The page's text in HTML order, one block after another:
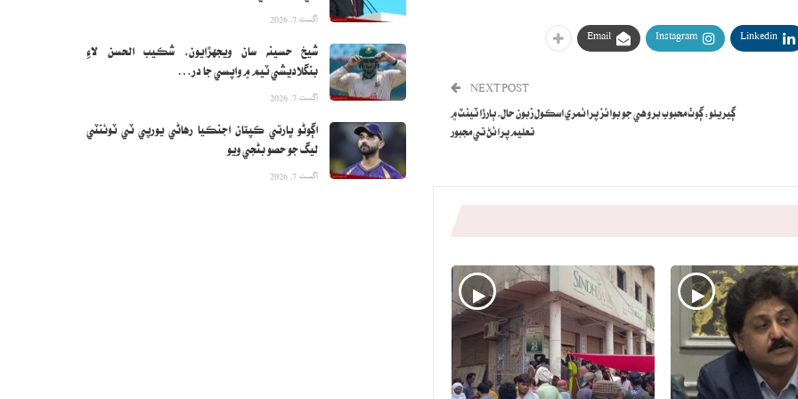
Linkedin
Instagram
Email
NEXT POST
ڳيريلو: ڳوٺ محبوب بروهي جو بوائز پرائمري اسڪول زبون حال، ٻارڙا ٽينٽ ۾
تعليم پرائڻ تي مجبور
اگست 7, 2026
شيخ حسينه سان ويجهڙايون، شڪيب الحسن لاءِ
بنگلاديشي ٽيم ۾ واپسي جا در…
اگست 7, 2026
اڳوڻو ڀارتي ڪپتان اجنڪيا رهاڻي يورپي ٽي ٽوئنٽي
ليگ جو حصو بڻجي ويو
اگست 7, 2026